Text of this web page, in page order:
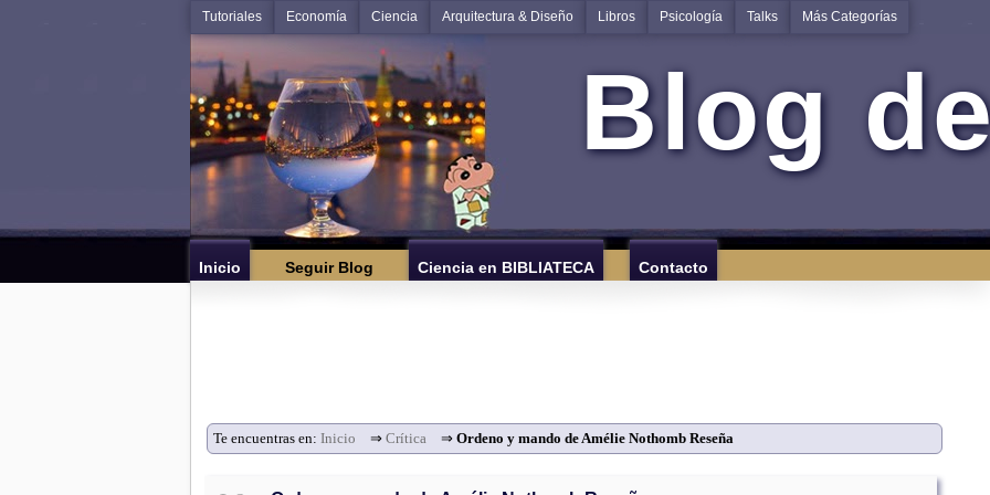
Tutoriales Economía Ciencia Arquitectura & Diseño Libros Psicología Talks Más Categorías
Blog
Inicio Seguir Blog Ciencia en BIBLIATECA Contacto
Te encuentras en: Inicio ⇒ Crítica ⇒ Ordeno y mando de Amélie Nothomb Reseña